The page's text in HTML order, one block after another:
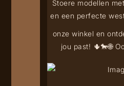
Stoere modellen
en een perfecte
onze winkel en
jou past! 🌵🐎🌐